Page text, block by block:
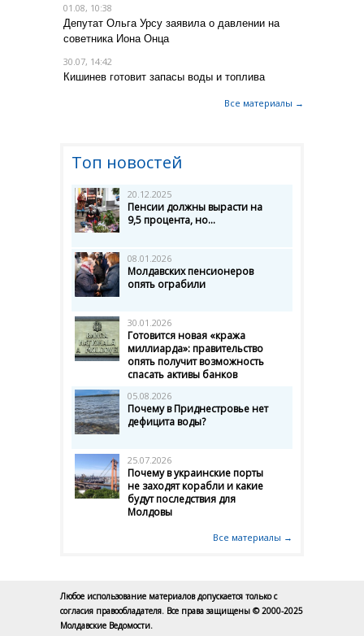
01.08, 10:38
Депутат Ольга Урсу заявила о давлении на
советника Иона Онца
30.07, 14:42
Кишинев готовит запасы воды и топлива
Все материалы →
Топ новостей
20.12.2025
Пенсии должны вырасти на
9,5 процента, но...
08.01.2026
Молдавских пенсионеров
опять ограбили
30.01.2026
Готовится новая «кража
миллиарда»: правительство
опять получит возможность
спасать активы банков
05.08.2026
Почему в Приднестровье нет
дефицита воды?
25.07.2026
Почему в украинские порты
не заходят корабли и какие
будут последствия для
Молдовы
Все материалы →
Любое использование материалов допускается только с
согласия правообладателя. Все права защищены © 2000-2025
Молдавские Ведомости.